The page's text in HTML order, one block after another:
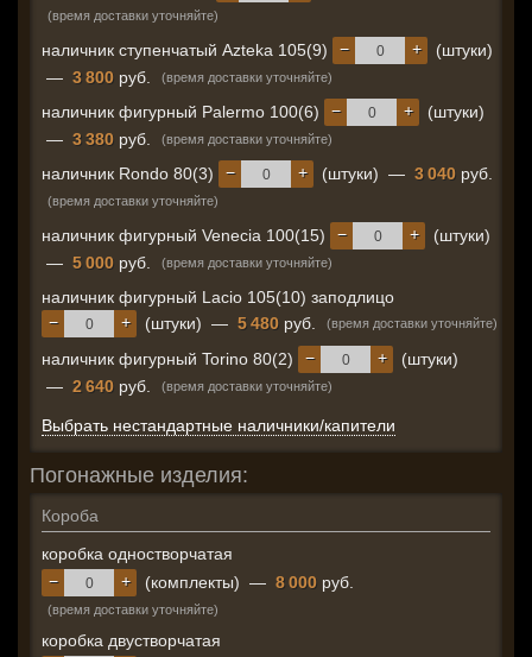
(время доставки уточняйте)
наличник ступенчатый Azteka 105(9) +
−
(штуки)
— 3 800 руб. (время доставки уточняйте)
наличник фигурный Palermo 100(6) +
−
(штуки)
— 3 380 руб. (время доставки уточняйте)
наличник Rondo 80(3) +
− (штуки) — 3 040 руб.
(время доставки уточняйте)
наличник фигурный Venecia 100(15) +
−
(штуки)
— 5 000 руб. (время доставки уточняйте)
наличник фигурный Lacio 105(10) заподлицо
+
− (штуки) — 5 480 руб. (время доставки уточняйте)
наличник фигурный Torino 80(2) +
−
(штуки)
— 2 640 руб. (время доставки уточняйте)
Выбрать нестандартные наличники/капители
Погонажные изделия:
Короба
коробка одностворчатая
+
− (комплекты) — 8 000 руб.
(время доставки уточняйте)
коробка двустворчатая